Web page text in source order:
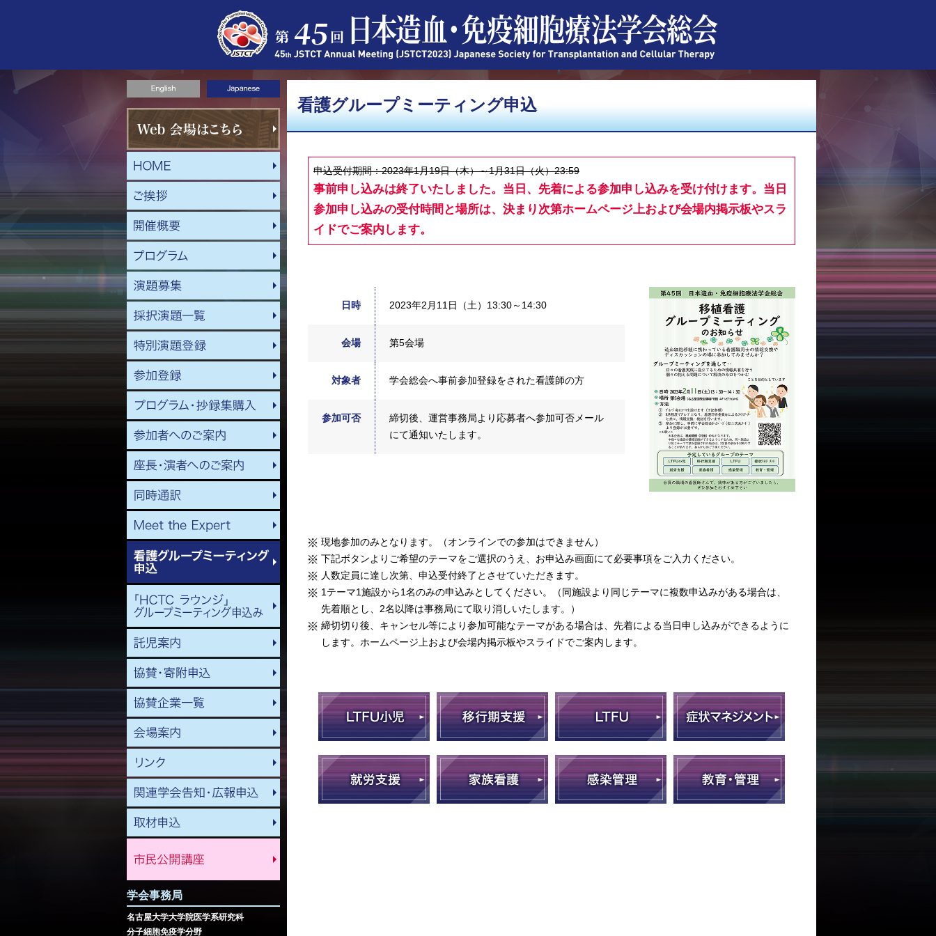
学会事務局
名古屋大学大学院医学系研究科
分子細胞免疫学分野
看護グループミーティング申込
申込受付期間：2023年1月19日（木）～1月31日（火）23:59
事前申し込みは終了いたしました。当日、先着による参加申し込みを受け付けます。当日
参加申し込みの受付時間と場所は、決まり次第ホームページ上および会場内掲示板やスラ
イドでご案内します。
日時 2023年2月11日（土）13:30～14:30
会場 第5会場
対象者 学会総会へ事前参加登録をされた看護師の方
参加可否
締切後、運営事務局より応募者へ参加可否メール
にて通知いたします。
現地参加のみとなります。（オンラインでの参加はできません）
下記ボタンよりご希望のテーマをご選択のうえ、お申込み画面にて必要事項をご入力ください。
人数定員に達し次第、申込受付終了とさせていただきます。
1テーマ1施設から1名のみの申込みとしてください。（同施設より同じテーマに複数申込みがある場合は、
先着順とし、2名以降は事務局にて取り消しいたします。）
締切切り後、キャンセル等により参加可能なテーマがある場合は、先着による当日申し込みができるように
します。ホームページ上および会場内掲示板やスライドでご案内します。